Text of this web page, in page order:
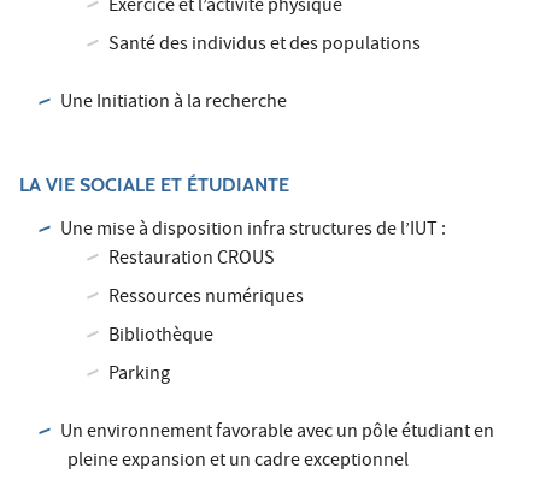
Exercice et l’activité physique
Santé des individus et des populations
Une Initiation à la recherche
LA VIE SOCIALE ET ÉTUDIANTE
Une mise à disposition infra structures de l’IUT :
Restauration CROUS
Ressources numériques
Bibliothèque
Parking
Un environnement favorable avec un pôle étudiant en
pleine expansion et un cadre exceptionnel